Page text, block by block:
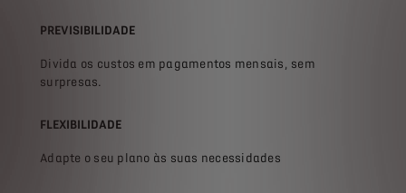
PREVISIBILIDADE
Divida os custos em pagamentos mensais, sem
surpresas.
FLEXIBILIDADE
Adapte o seu plano às suas necessidades